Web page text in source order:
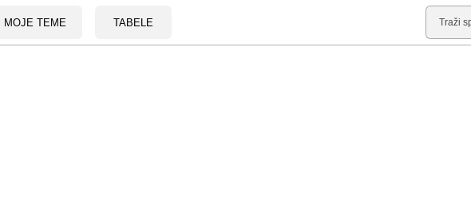
MOJE TEME TABELE
Pretraga